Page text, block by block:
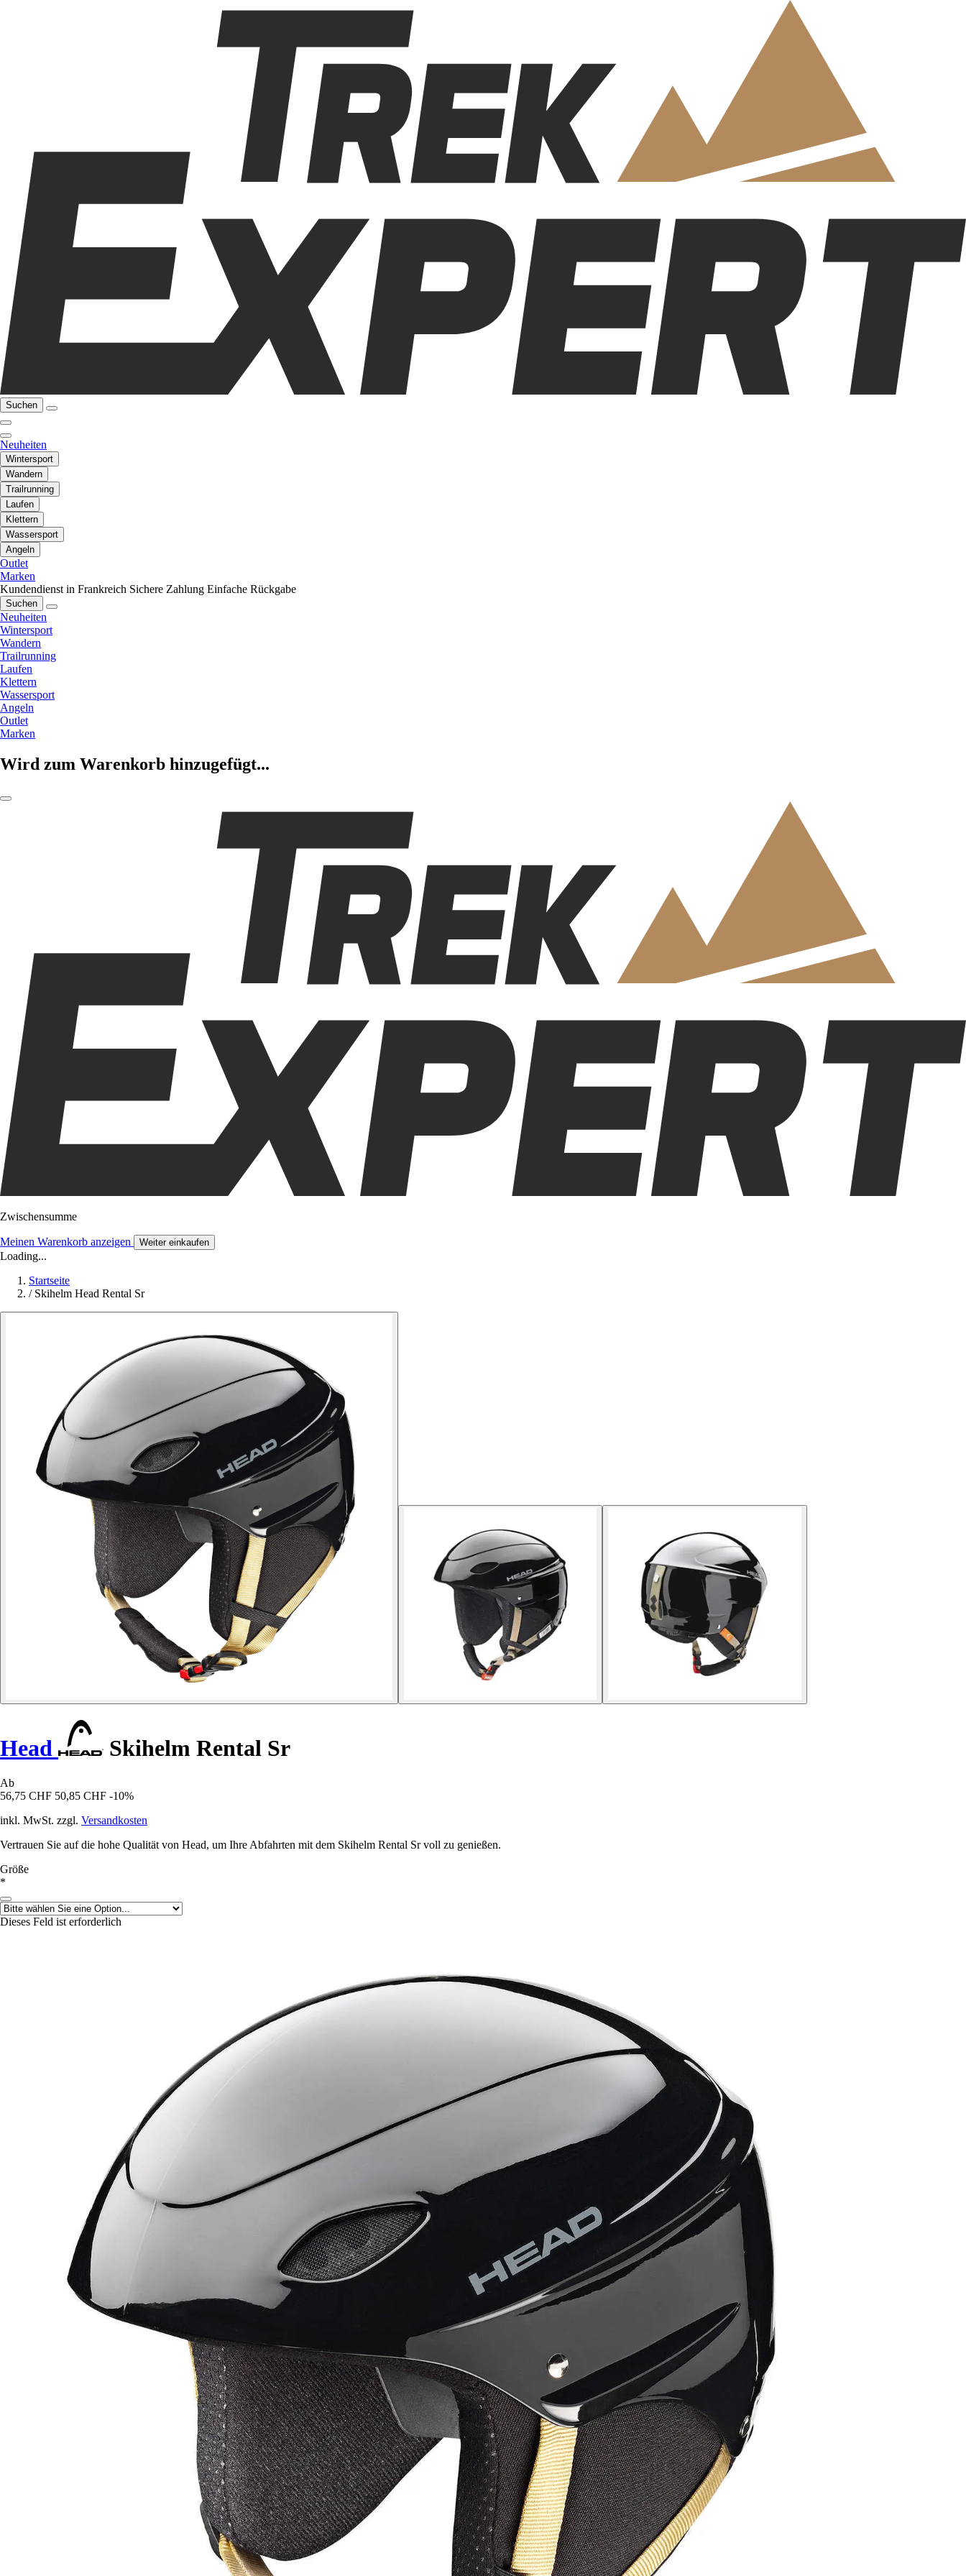
Suchen
Neuheiten
Wintersport
Wandern
Trailrunning
Laufen
Klettern
Wassersport
Angeln
Outlet
Marken
Kundendienst in Frankreich Sichere Zahlung Einfache Rückgabe
Suchen
Neuheiten
Wintersport
Wandern
Trailrunning
Laufen
Klettern
Wassersport
Angeln
Outlet
Marken
Wird zum Warenkorb hinzugefügt...
Zwischensumme
Meinen Warenkorb anzeigen Weiter einkaufen
Loading...
Startseite
/ Skihelm Head Rental Sr
Head Skihelm Rental Sr
Ab
56,75 CHF 50,85 CHF -10%
inkl. MwSt. zzgl. Versandkosten
Vertrauen Sie auf die hohe Qualität von Head, um Ihre Abfahrten mit dem Skihelm Rental Sr voll zu genießen.
Größe
*
Dieses Feld ist erforderlich